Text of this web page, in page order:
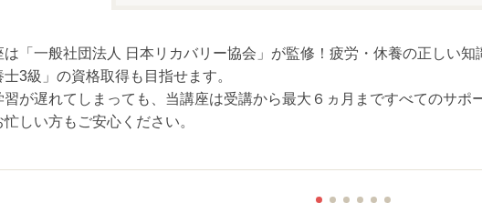
は「一般社団法人 日本リカバリー協会」が監修！疲労・休養の正しい
士3級」の資格取得も目指せます。
習が遅れてしまっても、当講座は受講から最大６ヵ月まですべてのサポ
忙しい方もご安心ください。